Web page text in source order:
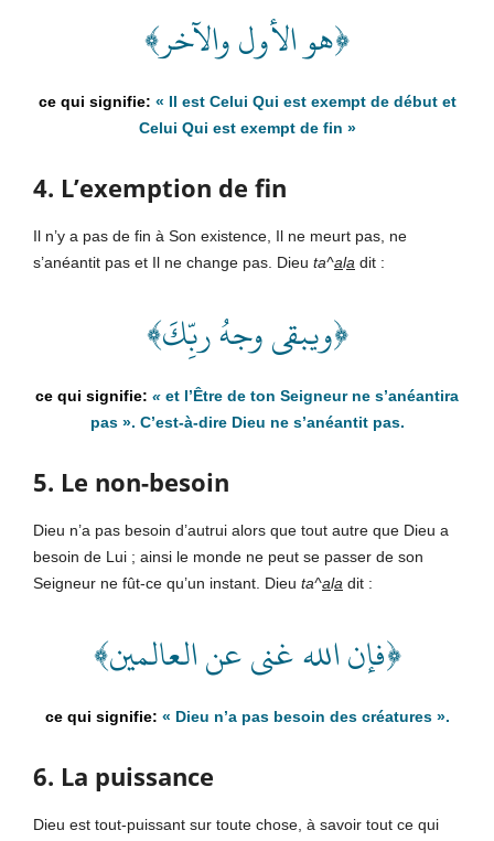
﴿هو الأول والآخر﴾
« Il est Celui Qui est exempt de début et
Celui Qui est exempt de fin »
4. L’exemption de fin
Il n’y a pas de fin à Son existence, Il ne meurt pas, ne
s’anéantit pas et Il ne change pas. Dieu ta^ala dit :
﴿ويبقى وجهُ ربِّكَ﴾
« et l’Être de ton Seigneur ne s’anéantira
pas». C’est-à-dire Dieu ne s’anéantit pas.
5. Le non-besoin
Dieu n’a pas besoin d’autrui alors que tout autre que Dieu a
besoin de Lui ; ainsi le monde ne peut se passer de son
Seigneur ne fût-ce qu’un instant. Dieu ta^ala dit :
﴿فإن الله غني عن العالمين﴾
« Dieu n’a pas besoin des créatures».
6. La puissance
Dieu est tout-puissant sur toute chose, à savoir tout ce qui